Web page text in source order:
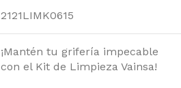
2121LIMK0615
¡Mantén tu grifería impecable
con el Kit de Limpieza Vainsa!